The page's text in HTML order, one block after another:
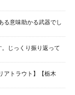
る意味助かる武器でし
。じっくり振り返って
アトラウト】【栃木